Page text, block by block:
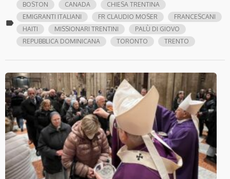
label
BOSTON CANADA
CHIESA TRENTINA
EMIGRANTI ITALIANI
FR CLAUDIO MOSER
FRANCESCANI
HAITI
MISSIONARI TRENTINI
PALÙ DI GIOVO
REPUBBLICA DOMINICANA
TORONTO TRENTO